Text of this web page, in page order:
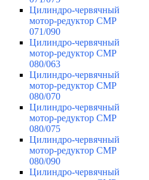
Цилиндро-червячный
мотор-редуктор CMP
071/090
Цилиндро-червячный
мотор-редуктор CMP
080/063
Цилиндро-червячный
мотор-редуктор CMP
080/070
Цилиндро-червячный
мотор-редуктор CMP
080/075
Цилиндро-червячный
мотор-редуктор CMP
080/090
Цилиндро-червячный